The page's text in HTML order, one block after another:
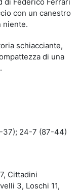
con un canestro
niente.
schiacciante,
di una
37); 24-7 (87-44)
Cittadini
3, Loschi 11,